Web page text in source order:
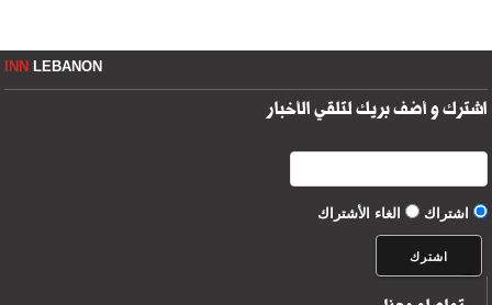
INNLEBANON
اشترك و أضف بريك لتلقي الأخبار
اشتراك الغاء الأشتراك